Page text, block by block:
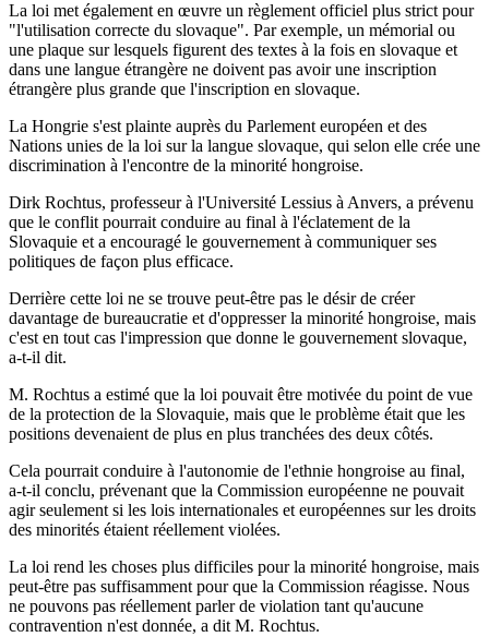
La loi met également en œuvre un règlement officiel plus strict pour
"l'utilisation correcte du slovaque". Par exemple, un mémorial ou
une plaque sur lesquels figurent des textes à la fois en slovaque et
dans une langue étrangère ne doivent pas avoir une inscription
étrangère plus grande que l'inscription en slovaque.
La Hongrie s'est plainte auprès du Parlement européen et des
Nations unies de la loi sur la langue slovaque, qui selon elle crée une
discrimination à l'encontre de la minorité hongroise.
Dirk Rochtus, professeur à l'Université Lessius à Anvers, a prévenu
que le conflit pourrait conduire au final à l'éclatement de la
Slovaquie et a encouragé le gouvernement à communiquer ses
politiques de façon plus efficace.
Derrière cette loi ne se trouve peut-être pas le désir de créer
davantage de bureaucratie et d'oppresser la minorité hongroise, mais
c'est en tout cas l'impression que donne le gouvernement slovaque,
a-t-il dit.
M. Rochtus a estimé que la loi pouvait être motivée du point de vue
de la protection de la Slovaquie, mais que le problème était que les
positions devenaient de plus en plus tranchées des deux côtés.
Cela pourrait conduire à l'autonomie de l'ethnie hongroise au final,
a-t-il conclu, prévenant que la Commission européenne ne pouvait
agir seulement si les lois internationales et européennes sur les droits
des minorités étaient réellement violées.
La loi rend les choses plus difficiles pour la minorité hongroise, mais
peut-être pas suffisamment pour que la Commission réagisse. Nous
ne pouvons pas réellement parler de violation tant qu'aucune
contravention n'est donnée, a dit M. Rochtus.